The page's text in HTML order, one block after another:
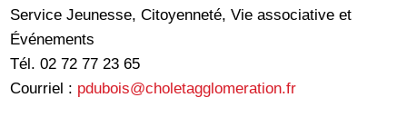
Service Jeunesse, Citoyenneté, Vie associative et
Événements
Tél. 02 72 77 23 65
Courriel : pdubois@choletagglomeration.fr